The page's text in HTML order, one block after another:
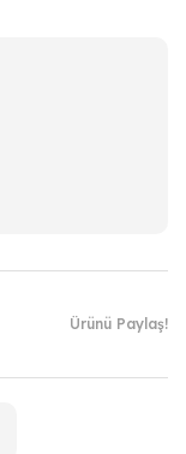
Ürünü Paylaş!